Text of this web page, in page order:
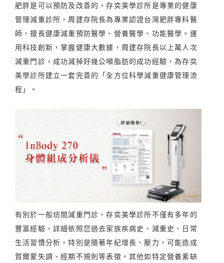
肥胖是可以預防及改善的，存奕美學診所是專業的健康
管理減重診所，周建存院長為專業認證台灣肥胖專科醫
師，擅長健康減重預防醫學、營養醫學、功能醫學。運
用科技創新，掌握健康大數據，周建存院長以上萬人次
減重門診，成功減掉好幾公噸脂肪的成功經驗，為存奕
美學診所建立一套完善的「全方位科學減重健康管理流
程」。
有別於一般坊間減重門診，存奕美學診所不僅有多年的
豐富經驗，詳細依照您過去家族疾病史、減重史、日常
生活習慣分析，特別是隨著年紀增長、壓力，可能造成
賀爾蒙失調、經期不規則等表徵。其他如特定營養素缺